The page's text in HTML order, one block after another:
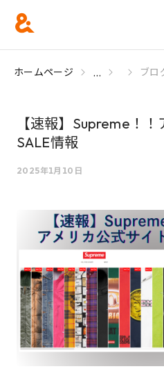
ホームページ ... ブロ
【速報】Supreme！
SALE情報
2025年1月10日